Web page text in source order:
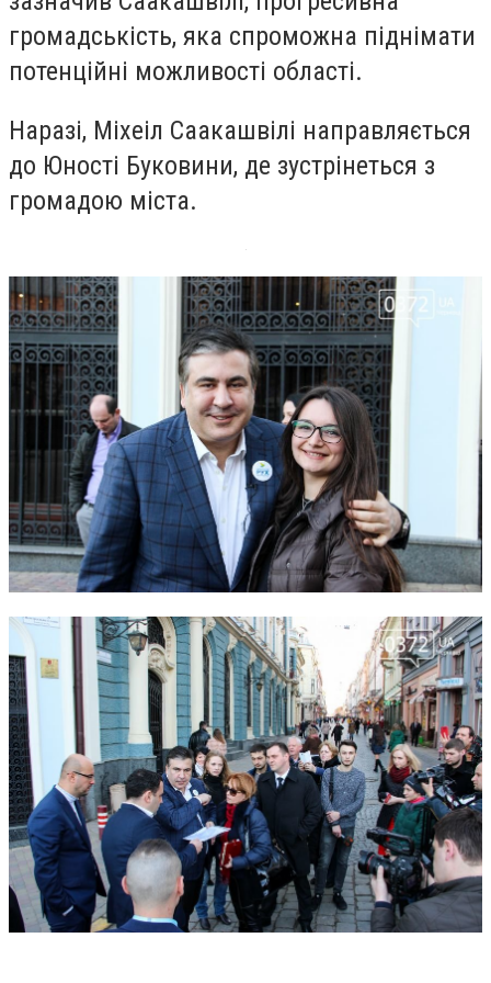
громадськість, яка спроможна піднімати
потенційні можливості області.
Наразі, Міхеіл Саакашвілі направляється
до Юності Буковини, де зустрінеться з
громадою міста.